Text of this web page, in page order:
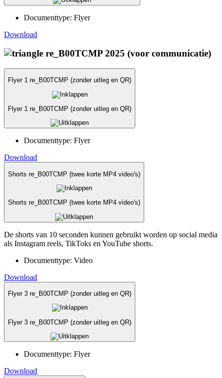
Documenttype: Flyer
Download
re_B00TCMP 2025 (voor communicatie)
Flyer 1 re_B00TCMP (zonder uitleg en QR)
Flyer 1 re_B00TCMP (zonder uitleg en QR)
Documenttype: Flyer
Download
Shorts re_B00TCMP (twee korte MP4 video's)
Shorts re_B00TCMP (twee korte MP4 video's)
De shorts van 10 seconden kunnen gebruikt worden op social media
als Instagram reels, TikToks en YouTube shorts.
Documenttype: Video
Download
Flyer 3 re_B00TCMP (zonder uitleg en QR)
Flyer 3 re_B00TCMP (zonder uitleg en QR)
Documenttype: Flyer
Download